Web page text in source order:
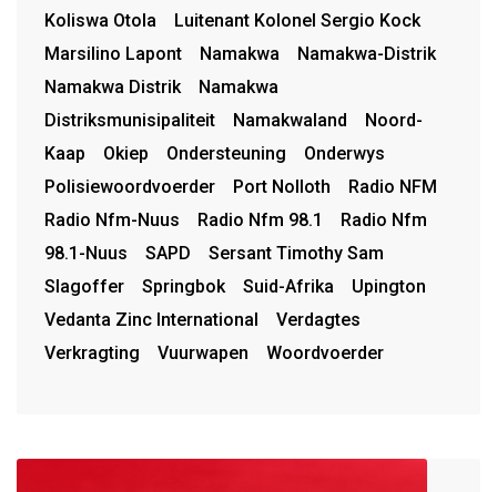
Koliswa Otola
Luitenant Kolonel Sergio Kock
Marsilino Lapont
Namakwa
Namakwa-Distrik
Namakwa Distrik
Namakwa
Distriksmunisipaliteit
Namakwaland
Noord-
Kaap
Okiep Ondersteuning
Onderwys
Polisiewoordvoerder
Port Nolloth
Radio NFM
Radio Nfm-Nuus
Radio Nfm 98.1
Radio Nfm
98.1-Nuus
SAPD
Sersant Timothy Sam
Slagoffer
Springbok Suid-Afrika
Upington
Vedanta Zinc International
Verdagtes
Verkragting
Vuurwapen Woordvoerder